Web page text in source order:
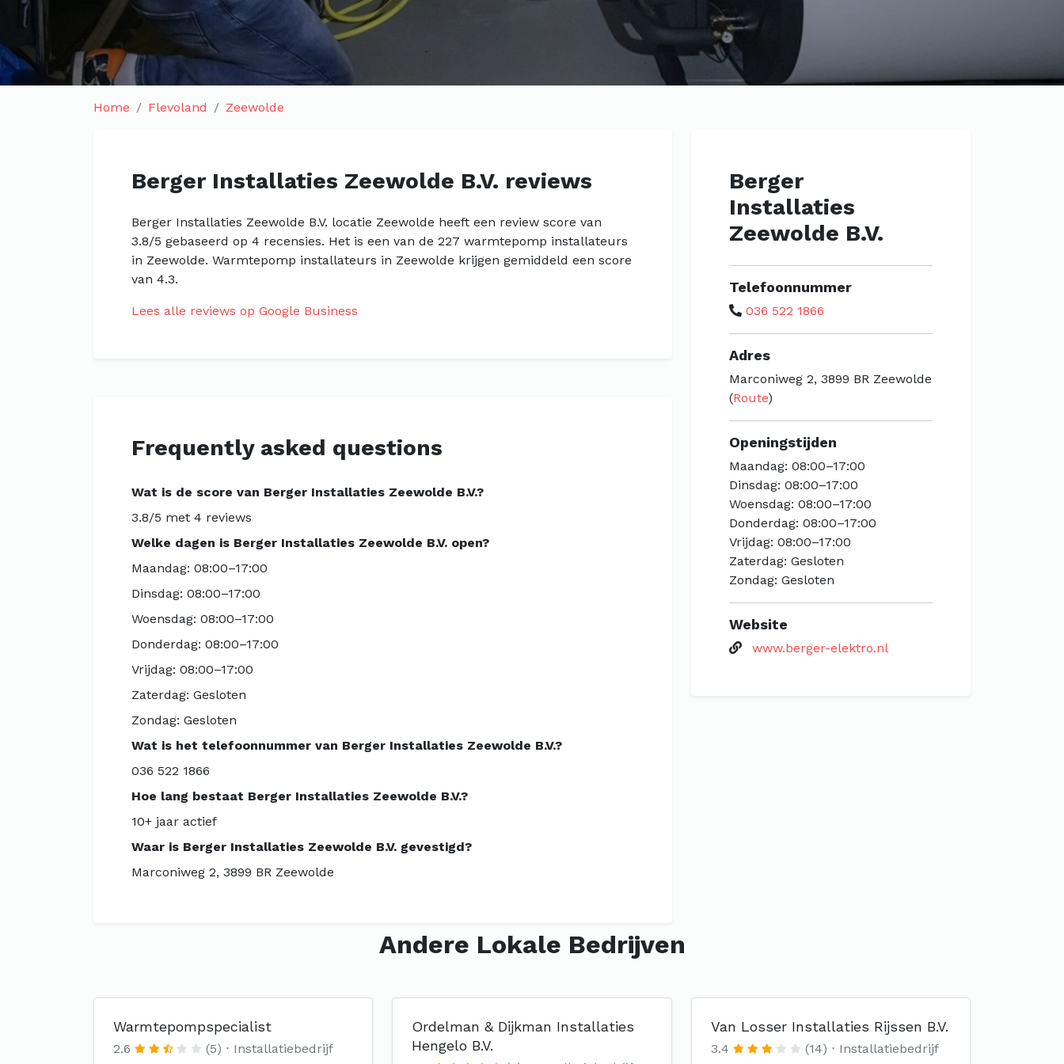
Home Flevoland Zeewolde
Berger Installaties Zeewolde B.V. reviews
Berger Installaties Zeewolde B.V. locatie Zeewolde heeft een review score van
3.8/5 gebaseerd op 4 recensies. Het is een van de 227 warmtepomp installateurs
in Zeewolde. Warmtepomp installateurs in Zeewolde krijgen gemiddeld een score
van 4.3.
Lees alle reviews op Google Business
Frequently asked questions
Wat is de score van Berger Installaties Zeewolde B.V.?
3.8/5 met 4 reviews
Welke dagen is Berger Installaties Zeewolde B.V. open?
Maandag: 08:00–17:00
Dinsdag: 08:00–17:00
Woensdag: 08:00–17:00
Donderdag: 08:00–17:00
Vrijdag: 08:00–17:00
Zaterdag: Gesloten
Zondag: Gesloten
Wat is het telefoonnummer van Berger Installaties Zeewolde B.V.?
036 522 1866
Hoe lang bestaat Berger Installaties Zeewolde B.V.?
10+ jaar actief
Waar is Berger Installaties Zeewolde B.V. gevestigd?
Marconiweg 2, 3899 BR Zeewolde
Berger
Installaties
Zeewolde B.V.
Telefoonnummer
036 522 1866
Adres
Marconiweg 2, 3899 BR Zeewolde
(Route)
Openingstijden
Maandag: 08:00–17:00
Dinsdag: 08:00–17:00
Woensdag: 08:00–17:00
Donderdag: 08:00–17:00
Vrijdag: 08:00–17:00
Zaterdag: Gesloten
Zondag: Gesloten
Website
www.berger-elektro.nl
Andere Lokale Bedrijven
Warmtepompspecialist
2.6 (5) Installatiebedrijf
Ordelman & Dijkman Installaties
Hengelo B.V.
Van Losser Installaties Rijssen B.V.
3.4 (14) Installatiebedrijf